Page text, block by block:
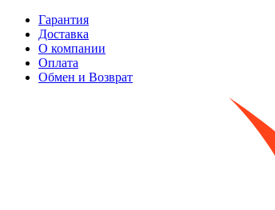
Гарантия
Доставка
О компании
Оплата
Обмен и Возврат